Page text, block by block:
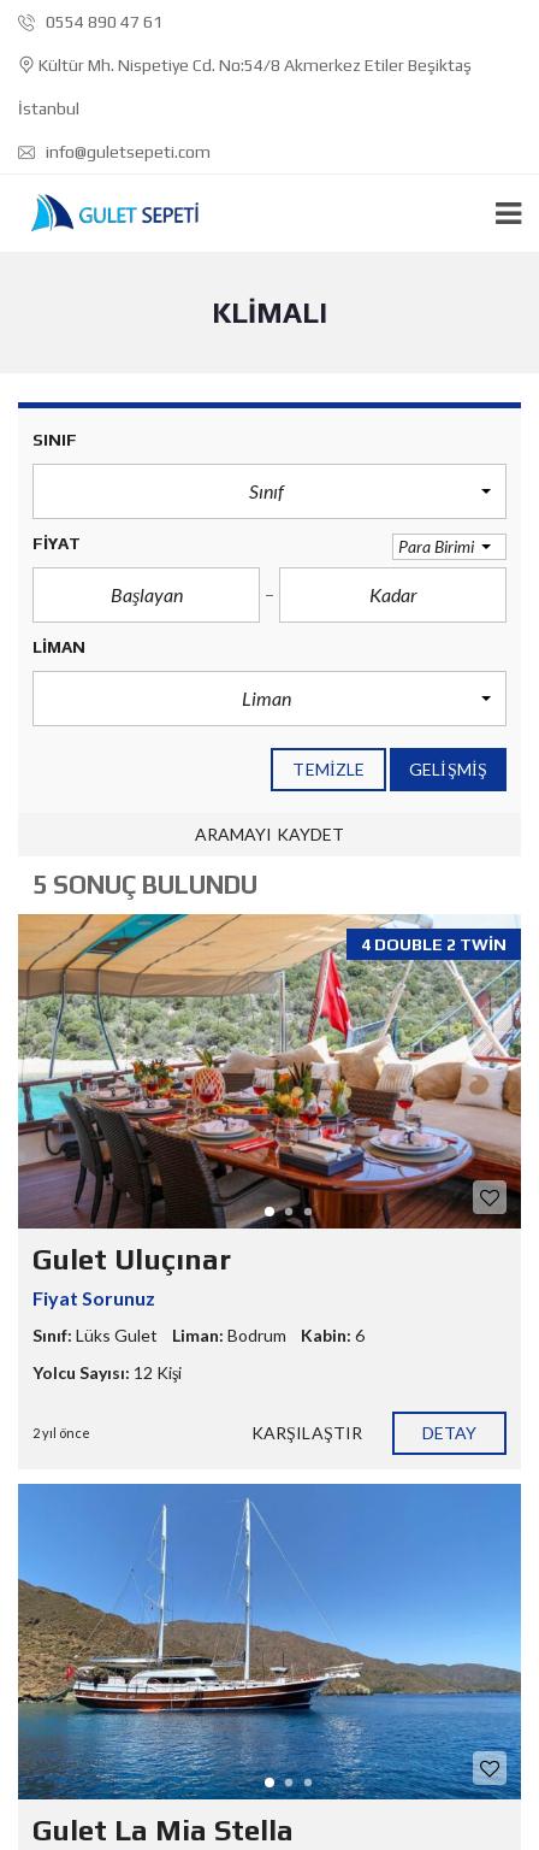
0554 890 47 61
Kültür Mh. Nispetiye Cd. No:54/8 Akmerkez Etiler Beşiktaş
İstanbul
info@guletsepeti.com
KLIMALI
SINIF
Sınıf
FIYAT Para Birimi
LIMAN
Liman
TEMIZLE GELIŞMIŞ
ARAMAYI KAYDET
5 SONUÇ BULUNDU
4 DOUBLE 2 TWIN
Gulet Uluçınar
Fiyat Sorunuz
Sınıf: Lüks Gulet Liman: Bodrum Kabin: 6
Yolcu Sayısı: 12 Kişi
2 yıl önce KARŞILAŞTIR DETAY
Gulet La Mia Stella